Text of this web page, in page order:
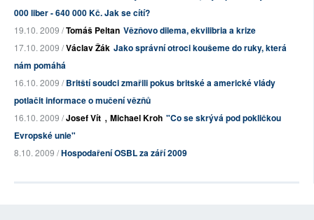
000 liber - 640 000 Kč. Jak se cítí?
19.10. 2009 /Tomáš Peltan Vězňovo dilema, ekvilibria a krize
17.10. 2009 /Václav Žák Jako správní otroci koušeme do ruky, která
nám pomáhá
16.10. 2009 /Britští soudci zmařili pokus britské a americké vlády
potlačit informace o mučení vězňů
16.10. 2009 /Josef Vít , Michael Kroh "Co se skrývá pod pokličkou
Evropské unie"
8.10. 2009 /Hospodaření OSBL za září 2009